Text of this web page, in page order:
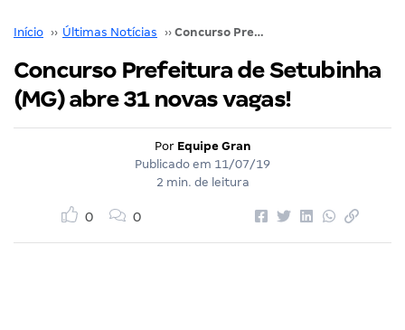
Início ›› Últimas Notícias ›› Concurso Prefeitura de Setubinha (MG) abre 31 novas vagas!
Concurso Prefeitura de Setubinha
(MG) abre 31 novas vagas!
Por Equipe Gran
Publicado em 11/07/19
2 min. de leitura
0 0